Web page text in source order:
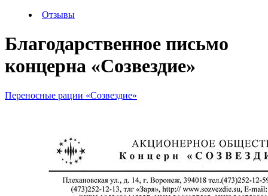
Отзывы
Благодарственное письмо
концерна «Созвездие»
Переносные рации «Созвездие»